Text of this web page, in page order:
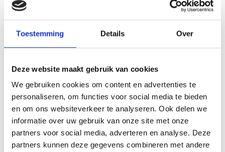
Toestemming Details Over
Deze website maakt gebruik van cookies
We gebruiken cookies om content en advertenties te
personaliseren, om functies voor social media te bieden
en om ons websiteverkeer te analyseren. Ook delen we
informatie over uw gebruik van onze site met onze
partners voor social media, adverteren en analyse. Deze
partners kunnen deze gegevens combineren met andere
Milan van Lee
Noah Imankario
Rick Verberk
Talip Arslan
Thomas de Grauw
Tim Loefen
Yannick vd Broek
Array
Twitter FacebookWhatsApp